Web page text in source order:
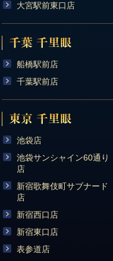
大宮駅前東口店
船橋駅前店
千葉駅前店
池袋店
池袋サンシャイン60通り
店
新宿歌舞伎町サブナード
店
新宿西口店
新宿東口店
表参道店